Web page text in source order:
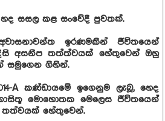
සසල කළ සංවේදී පුවතක්.
ඉරණමකින් ජීවිතයෙන්
අසනීප තත්ත්වයක් හේතුවෙන් ඔහු
සමුගෙන ගිහින්.
A කණ්ඩායමේ ඉගෙනුම ලැබූ, හෙද
මොහොතක මෙලෙස ජීවිතයෙන්
හේතුවෙන්.